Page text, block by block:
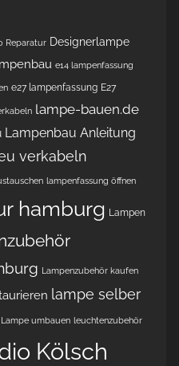
Reparatur Designerlampe
e14 lampenfassung
e27 lampenfassung E27
lampe-bauen.de
Lampenbau Anleitung
verkabeln
lampenfassung öffnen
hamburg Lampen
Lampenzubehör kaufen
lampe selber
Lampe umbauen leuchtenzubehör
Kölsch